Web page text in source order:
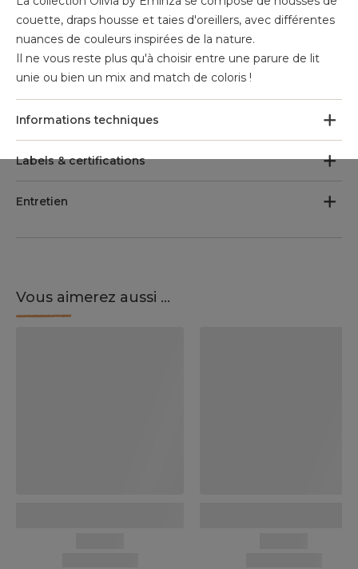
couette, draps housse et taies d'oreillers, avec différentes
nuances de couleurs inspirées de la nature.
Il ne vous reste plus qu'à choisir entre une parure de lit
unie ou bien un mix and match de coloris !
Informations techniques
Labels & certifications
Entretien
Vous aimerez aussi ...